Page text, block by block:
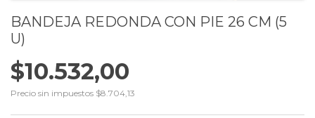
BANDEJA REDONDA CON PIE 26 CM (5
U)
$10.532,00
Precio sin impuestos $8.704,13